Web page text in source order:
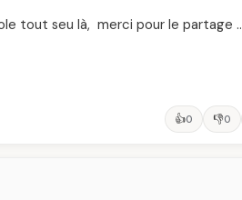
tout seu là, merci pour le partage ..
👍0 👎0